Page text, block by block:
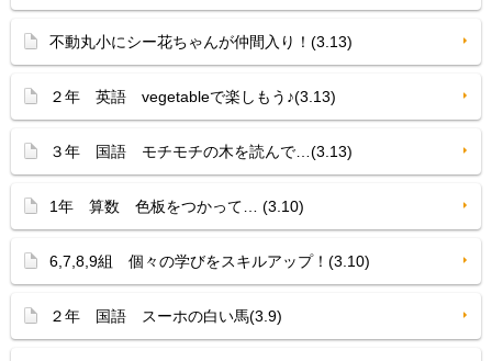
不動丸小にシー花ちゃんが仲間入り！(3.13)
２年 英語 vegetableで楽しもう♪(3.13)
３年 国語 モチモチの木を読んで…(3.13)
1年 算数 色板をつかって… (3.10)
6,7,8,9組 個々の学びをスキルアップ！(3.10)
２年 国語 スーホの白い馬(3.9)